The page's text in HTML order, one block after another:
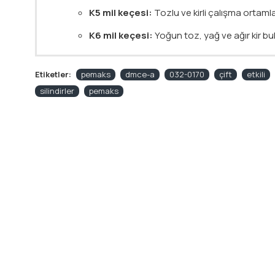
K5 mil keçesi: Tozlu ve kirli çalışma
K6 mil keçesi: Yoğun toz, yağ ve ağır kir
Etiketler: pemaks dmce-a 032-0170 çift
etkili
silindirler
pemaks